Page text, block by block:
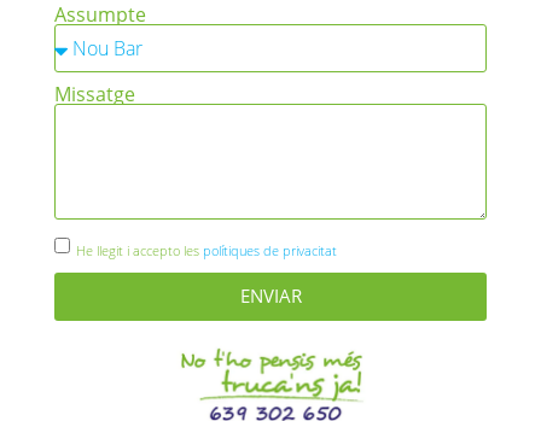
Assumpte
Missatge
He llegit i accepto les polítiques de privacitat
ENVIAR